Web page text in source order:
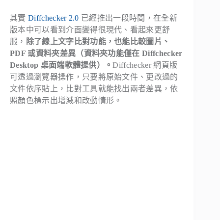
其實 Diffchecker 2.0 已經推出一段時間，在全新
版本中可以看到介面變得很現代、看起來更舒
服， 除了線上文字比對功能，也能比較圖片、
PDF 或資料夾差異（資料夾功能僅在 Diffchecker
Desktop 桌面端軟體提供）。Diffchecker 網頁版
可透過瀏覽器操作，只要將原始文件、更改過的
文件依序貼上，比對工具就能找出兩者差異，依
照顏色標示出增減和改動情形。